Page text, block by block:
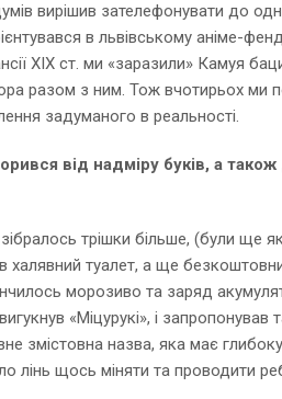
вирішив зателефонувати до
в львівському аніме-
ХІХ ст. ми «заразили» Камуя
разом з ним. Тож вчотирьох ми
задуманого в реальності.
від надміру буків, а також
трішки більше, (були ще
туалет, а ще
морозиво та заряд
«Міцурукі», і запропонував
змістовна назва, яка має
лінь щось міняти та проводити